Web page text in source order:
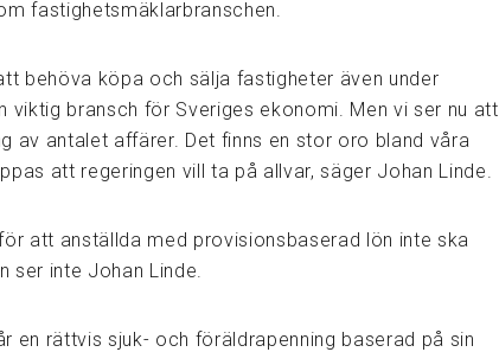
fastighetsmäklarbranschen.
behöva köpa och sälja fastigheter även under
viktig bransch för Sveriges ekonomi. Men vi ser nu att
av antalet affärer. Det finns en stor oro bland våra
att regeringen vill ta på allvar, säger Johan Linde.
att anställda med provisionsbaserad lön inte ska
ser inte Johan Linde.
en rättvis sjuk- och föräldrapenning baserad på sin